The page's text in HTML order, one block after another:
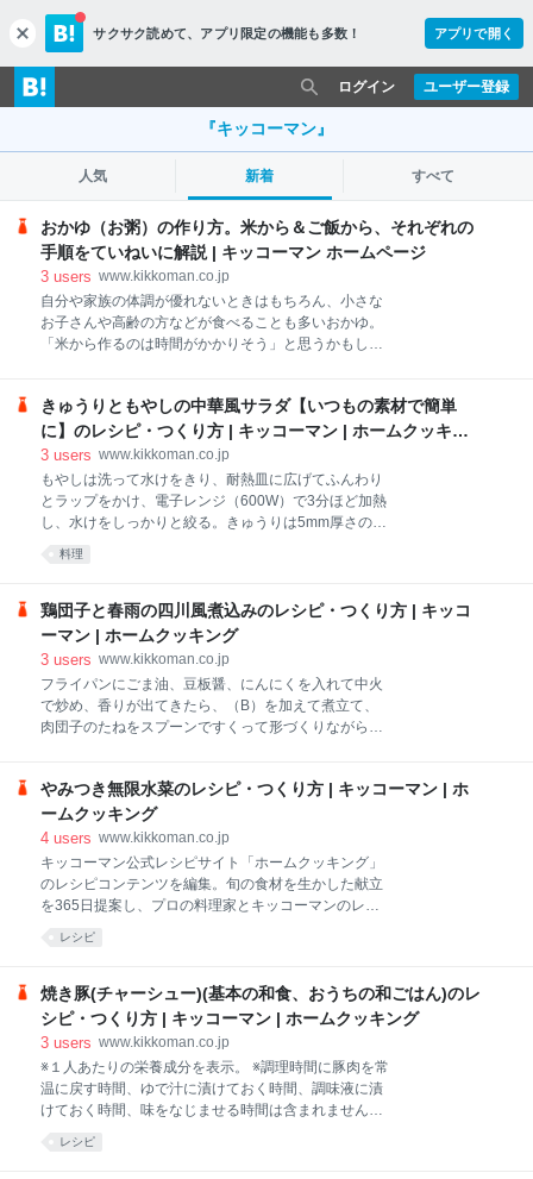
c
l
o
s
サクサク読めて、 アプリ限定の機能も多数！ アプリで開く
ユーザー登録
ログイン
『キッコーマン』
人気 新着 すべて
おかゆ（お粥）の作り方。米から＆ご飯から、それぞれの
手順をていねいに解説 | キッコーマン ホームページ
3 users www.kikkoman.co.jp
自分や家族の体調が優れないときはもちろん、小さな
お子さんや高齢の方などが食べることも多いおかゆ。
「米から作るのは時間がかかりそう」と思うかもしれ
や冷凍ご飯、パックご飯を使った時短のおかゆの作り
方を紹介。水加減や加熱など、押さえておきたいポイ
ントとあわせてお届けします！ 今回、作り方を教えて
くれた江口恵子さんによると、米からおいしいおかゆ
を作る最初のポイントは、米の十分な浸水です。浸水
が足りないと米の中心に火が通るまでに時間がかか
吸わせてふっくらと仕上げましょう。また、加熱中に
要。火加減は弱火で、やさしく煮てください。なお、
加熱するうちに水分が蒸発して減っていくので、味付
けを工程の最後に行うのもポイントで
きゅうりともやしの中華風サラダ【いつもの素材で簡単
に】のレシピ・つくり方 | キッコーマン | ホームクッキン
グ
3 users www.kikkoman.co.jp
もやしは洗って水けをきり、耐熱皿に広げてふんわり
とラップをかけ、電子レンジ（600W）で3分ほど加熱
し、水けをしっかりと絞る。きゅうりは5mm厚さの斜
め薄切りにし、せん切りにする。
料理
鶏団子と春雨の四川風煮込みのレシピ・つくり方 | キッコ
ーマン | ホームクッキング
3 users www.kikkoman.co.jp
フライパンにごま油、豆板醤、にんにくを入れて中火
で炒め、香りが出てきたら、（B）を加えて煮立て、
肉団子のたねをスプーンですくって形づくりながら入
っと炒め合わせる。
やみつき無限水菜のレシピ・つくり方 | キッコーマン | ホ
ームクッキング
4 users www.kikkoman.co.jp
キッコーマン公式レシピサイト「ホームクッキング」
のレシピコンテンツを編集。旬の食材を生かした献立
を365日提案し、プロの料理家とキッコーマンのレシ
スマホ用レシピアプリ「きょうの献立」も公開してい
る。各種SNS公式アカウントもあります。
レシピ
焼き豚(チャーシュー)(基本の和食、おうちの和ごはん)のレ
シピ・つくり方 | キッコーマン | ホームクッキング
3 users www.kikkoman.co.jp
※１人あたりの栄養成分を表示。 ※調理時間に豚肉を常
温に戻す時間、ゆで汁に漬けておく時間、調味液に漬
けておく時間、味をなじませる時間は含まれません。
レシピ